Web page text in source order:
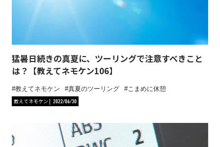
猛暑日続きの真夏に、ツーリングで注意すべきこと
は？【教えてネモケン106】
教えてネモケン 真夏のツーリング
こまめに休憩
教えてネモケン
2022/06/30